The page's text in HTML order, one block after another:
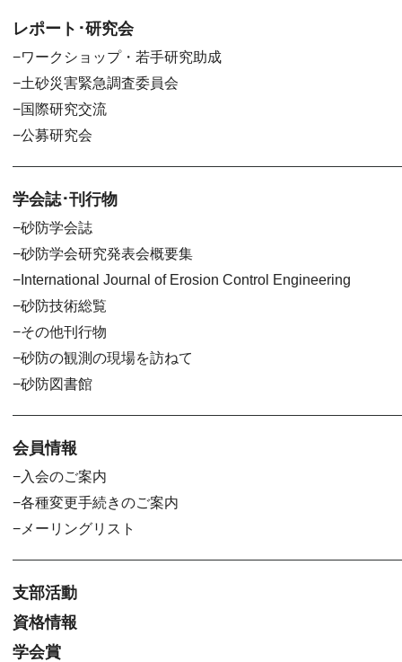
レポート･研究会
ワークショップ・若手研究助成
土砂災害緊急調査委員会
国際研究交流
公募研究会
学会誌･刊行物
砂防学会誌
砂防学会研究発表会概要集
International Journal of Erosion Control Engineering
砂防技術総覧
その他刊行物
砂防の観測の現場を訪ねて
砂防図書館
会員情報
入会のご案内
各種変更手続きのご案内
メーリングリスト
支部活動
資格情報
学会賞